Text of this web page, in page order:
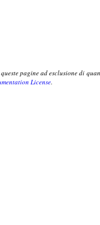
pagine ad esclusione di
License.